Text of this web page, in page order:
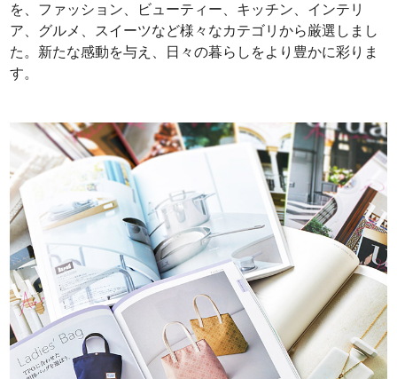
を、ファッション、ビューティー、キッチン、インテリ
ア、グルメ、スイーツなど様々なカテゴリから厳選しまし
た。新たな感動を与え、日々の暮らしをより豊かに彩りま
す。